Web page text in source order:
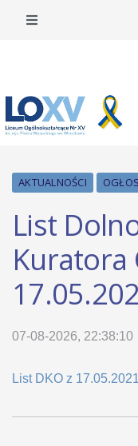
AKTUALNOŚCI
List
Kuratora
07-08-2026, 22:38:10
List DKO z 17.05.2021